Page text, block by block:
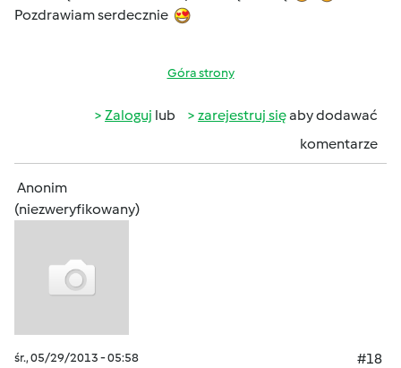
Pozdrawiam serdecznie
Góra strony
Zaloguj lub zarejestruj sięaby dodawać
komentarze
Anonim
(niezweryfikowany)
śr., 05/29/2013 - 05:58
#18